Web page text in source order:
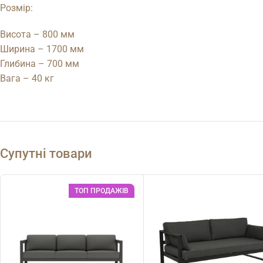
Розмір:
Висота – 800 мм
Ширина – 1700 мм
Глибина – 700 мм
Вага – 40 кг
Супутні товари
ТОП ПРОДАЖІВ